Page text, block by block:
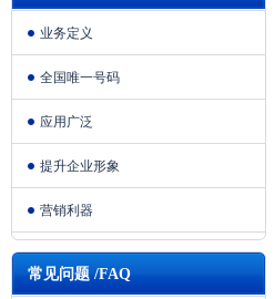
业务定义
全国唯一号码
应用广泛
提升企业形象
营销利器
常见问题 /FAQ